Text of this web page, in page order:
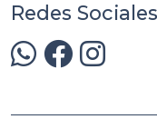
Redes Sociales